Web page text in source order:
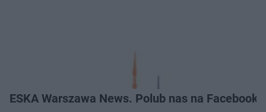
ESKA Warszawa News. Polub nas na